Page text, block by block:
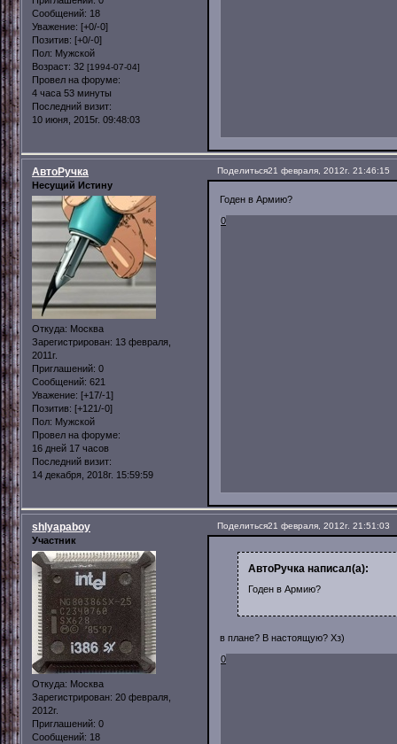
Сообщений: 18
Уважение: [+0/-0]
Позитив: [+0/-0]
Пол: Мужской
Возраст: 32 [1994-07-04]
Провел на форуме:
4 часа 53 минуты
Последний визит:
10 июня, 2015г. 09:48:03
Поделиться21 февраля, 2012г. 21:46:15
АвтоРучка
Несущий Истину
Откуда: Москва
Зарегистрирован: 13 февраля,
2011г.
Приглашений: 0
Сообщений: 621
Уважение: [+17/-1]
Позитив: [+121/-0]
Пол: Мужской
Провел на форуме:
16 дней 17 часов
Последний визит:
14 декабря, 2018г. 15:59:59
Годен в Армию?
0
Поделиться21 февраля, 2012г. 21:51:03
shlyapaboy
Участник
Откуда: Москва
Зарегистрирован: 20 февраля,
2012г.
Приглашений: 0
Сообщений: 18
АвтоРучка написал(а):
Годен в Армию?
в плане? В настоящую? Хз)
0